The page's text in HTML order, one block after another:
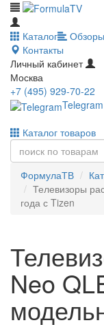
Каталог Обзоры
Контакты
Личный кабинет
Москва
+7 (495) 929-70-22
Telegram
Каталог товаров
ФормулаТВ
Телевизоры
года с Tizen
Neo